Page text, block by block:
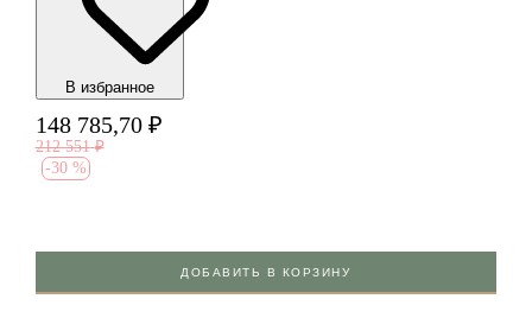
В избранноe
148 785,70 ₽
212 551 ₽
-30 %
ДОБАВИТЬ В КОРЗИНУ